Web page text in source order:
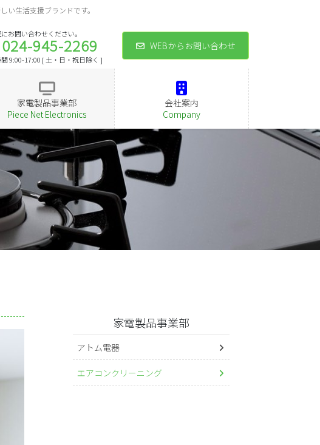
い生活支援ブランドです。
お問い合わせください。
024-945-2269
9:00-17:00 [ 土・日・祝日除く ]
WEBからお問い合わせ
家電製品事業部
Piece Net Electronics
会社案内
Company
家電製品事業部
アトム電器
エアコンクリーニング